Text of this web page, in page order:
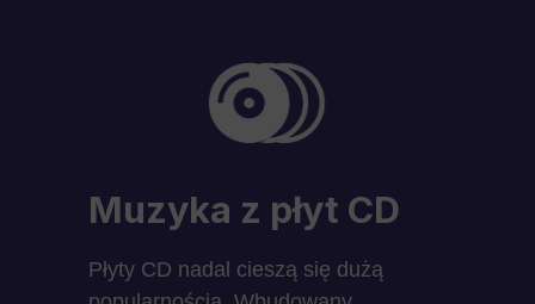
Muzyka z płyt CD
Płyty CD nadal cieszą się dużą